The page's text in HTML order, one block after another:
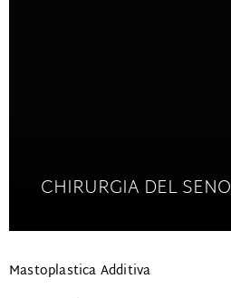
CHIRURGIA DEL SENO
Mastoplastica Additiva